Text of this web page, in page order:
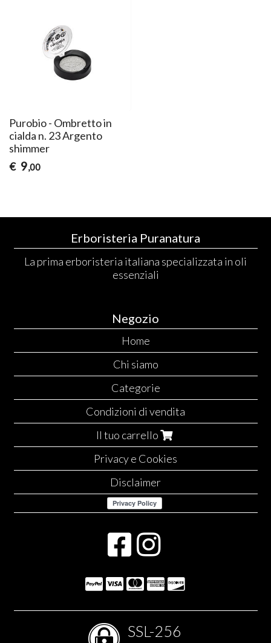
Purobio - Ombretto in
cialda n. 23 Argento
shimmer
€ 9,00
Erboristeria Puranatura
La prima erboristeria italiana specializzata in oli
essenziali
Negozio
Home
Chi siamo
Categorie
Condizioni di vendita
Il tuo carrello
Privacy e Cookies
Disclaimer
SSL-256